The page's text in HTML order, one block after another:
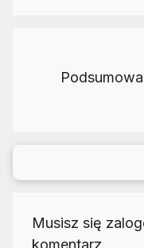
Musisz się
komentarz.